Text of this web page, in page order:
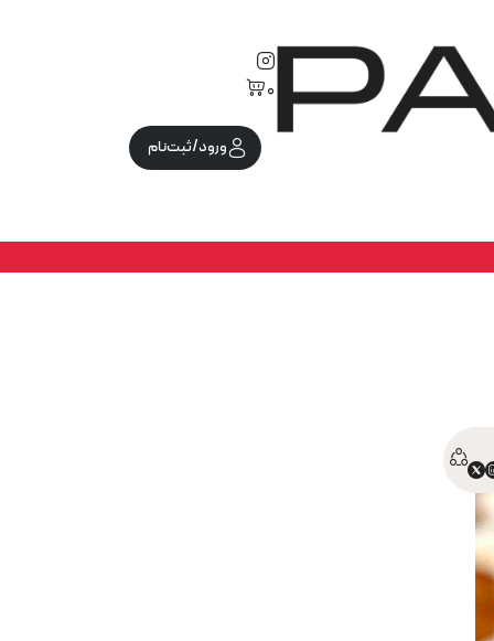
0
ورود/ثبت‌نام